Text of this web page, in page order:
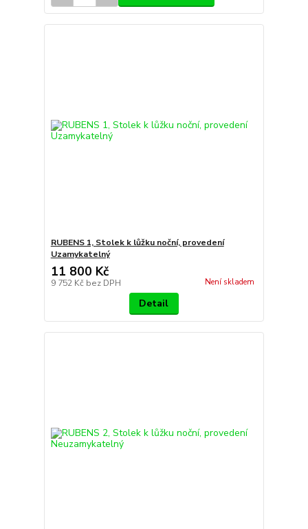
RUBENS 1, Stolek k lůžku noční, provedení
Uzamykatelný
11 800 Kč
9 752 Kč bez DPH Není skladem
Detail